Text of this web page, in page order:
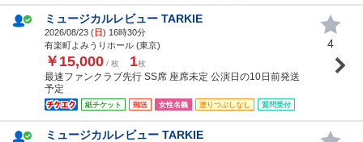
ミュージカルレビュー TARKIE
2026/08/23 (日) 16時30分
有楽町よみうりホール (東京)
￥15,000 / 枚 1枚
最速ファンクラブ先行 SS席 座席未定 公演日の10日前発送
予定
紙チケット 郵送 女性名義 塗りつぶしなし 質問受付
4
ミュージカルレビュー TARKIE